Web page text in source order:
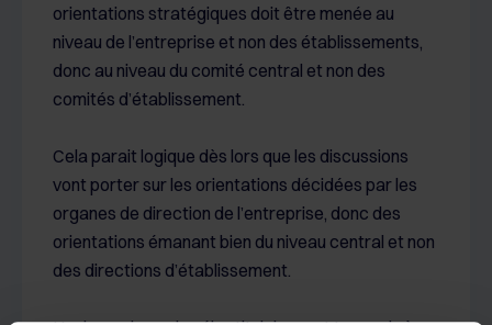
orientations stratégiques doit être menée au
niveau de l’entreprise et non des établissements,
donc au niveau du comité central et non des
comités d’établissement.
Cela parait logique dès lors que les discussions
vont porter sur les orientations décidées par les
organes de direction de l’entreprise, donc des
orientations émanant bien du niveau central et non
des directions d’établissement.